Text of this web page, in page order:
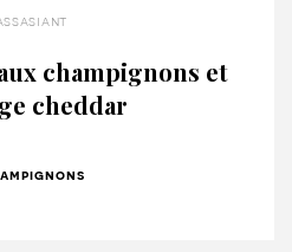
champignons et
cheddar